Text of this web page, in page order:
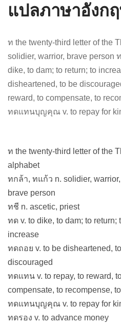
แปลภาษาอังก
ท the twenty-third letter of the
solidier, warrior, brave person
dike, to dam; to return; to
disheartened, to be
reward, to compensate, to
ทดแทนบุญคุณ v. to repay for
ท the twenty-third letter of the
alphabet
ทกล้า, ทแก้ว n. solidier, warrior,
brave person
ทชี n. ascetic, priest
ทด v. to dike, to dam; to return;
increase
ทดถอย v. to be disheartened,
discouraged
ทดแทน v. to repay, to reward,
compensate, to recompense,
ทดแทนบุญคุณ v. to repay for
ทดรอง v. to advance money